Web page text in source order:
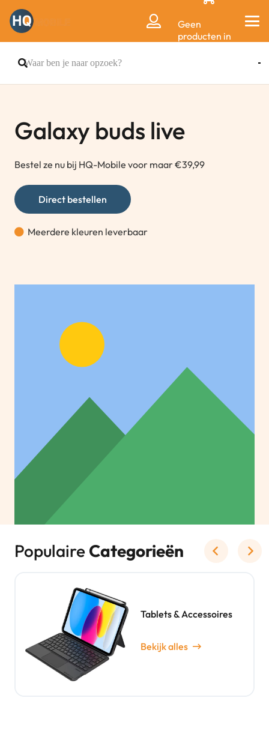
Geen
producten in
Galaxy buds live
Bestel ze nu bij HQ-Mobile voor maar €39,99
Direct bestellen
Meerdere kleuren leverbaar
Populaire Categorieën
Tablets & Accessoires
Bekijk alles